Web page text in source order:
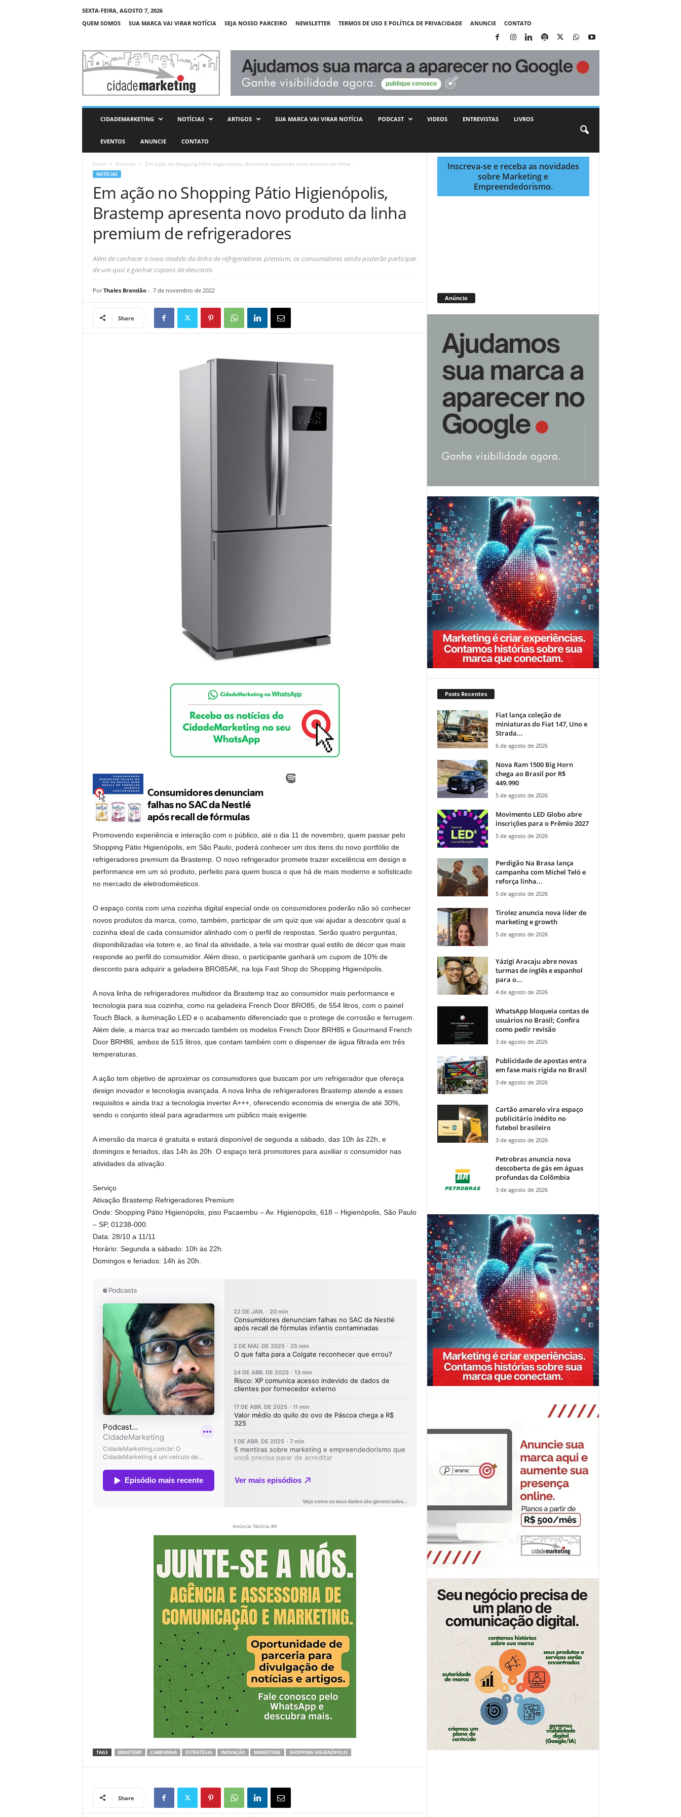
SEXTA-FEIRA, AGOSTO 7, 2026
QUEM SOMOS
SUA MARCA VAI VIRAR NOTÍCIA SEJA NOSSO PARCEIRO NEWSLETTER TERMOS DE USO E POLÍTICA DE PRIVACIDADE ANUNCIE CONTATO
C
d
CIDADEMARKETING NOTÍCIAS ARTIGOS SUA MARCA VAI VIRAR NOTÍCIA PODCAST VIDEOS ENTREVISTAS LIVROS
EVENTOS ANUNCIE CONTATO
Início Notícias Em ação no Shopping Pátio Higienópolis, Brastemp apresenta novo produto da linha...
NOTÍCIAS
Em ação no Shopping Pátio Higienópolis,
Brastemp apresenta novo produto da linha
premium de refrigeradores
Além de conhecer o novo modelo da linha de refrigeradores premium, os consumidores ainda poderão participar
de um quiz e ganhar cupons de desconto
Por Thales Brandão- 7 de novembro de 2022
Share
Promovendo experiência e interação com o público, até o dia 11 de novembro, quem passar pelo
Shopping Pátio Higienópolis, em São Paulo, poderá conhecer um dos itens do novo portfólio de
refrigeradores premium da Brastemp. O novo refrigerador promete trazer excelência em design e
performance em um só produto, perfeito para quem busca o que há de mais moderno e sofisticado
no mercado de eletrodomésticos.
O espaço conta com uma cozinha digital especial onde os consumidores poderão não só conhecer
novos produtos da marca, como, também, participar de um quiz que vai ajudar a descobrir qual a
cozinha ideal de cada consumidor alinhado com o perfil de respostas. Serão quatro perguntas,
disponibilizadas via totem e, ao final da atividade, a tela vai mostrar qual estilo de décor que mais
responde ao perfil do consumidor. Além disso, o participante ganhará um cupom de 10% de
desconto para adquirir a geladeira BRO85AK, na loja Fast Shop do Shopping Higienópolis.
A nova linha de refrigeradores multidoor da Brastemp traz ao consumidor mais performance e
tecnologia para sua cozinha, como na geladeira French Door BRO85, de 554 litros, com o painel
Touch Black, a iluminação LED e o acabamento diferenciado que o protege de corrosão e ferrugem.
Além dele, a marca traz ao mercado também os modelos French Door BRH85 e Gourmand French
Door BRH86, ambos de 515 litros, que contam também com o dispenser de água filtrada em três
temperaturas.
A ação tem objetivo de aproximar os consumidores que buscam por um refrigerador que ofereça
design inovador e tecnologia avançada. A nova linha de refrigeradores Brastemp atende a esses
requisitos e ainda traz a tecnologia inverter A+++, oferecendo economia de energia de até 30%,
sendo o conjunto ideal para agradarmos um público mais exigente.
A imersão da marca é gratuita e estará disponível de segunda a sábado, das 10h às 22h, e
domingos e feriados, das 14h às 20h. O espaço terá promotores para auxiliar o consumidor nas
atividades da ativação.
Serviço
Ativação Brastemp Refrigeradores Premium
Onde: Shopping Pátio Higienópolis, piso Pacaembu – Av. Higienópolis, 618 – Higienópolis, São Paulo
– SP, 01238-000.
Data: 28/10 a 11/11
Horário: Segunda a sábado: 10h às 22h.
Domingos e feriados: 14h às 20h.
Anúncio Notícia #4
TAGS BRASTEMP CAMPANHA ESTRATÉGIA INOVAÇÃO MARKETING SHOPPING HIGIENÓPOLIS
Share
Inscreva-se e receba as novidades
sobre Marketing e
Empreendedorismo.
Anúncio
Posts Recentes
Fiat lança coleção de
miniaturas do Fiat 147, Uno e
Strada...
6 de agosto de 2026
Nova Ram 1500 Big Horn
chega ao Brasil por R$
449.990
5 de agosto de 2026
Movimento LED Globo abre
inscrições para o Prêmio 2027
5 de agosto de 2026
Perdigão Na Brasa lança
campanha com Michel Teló e
reforça linha...
5 de agosto de 2026
Tirolez anuncia nova líder de
marketing e growth
5 de agosto de 2026
Yázigi Aracaju abre novas
turmas de inglês e espanhol
para o...
4 de agosto de 2026
WhatsApp bloqueia contas de
usuários no Brasil; Confira
como pedir revisão
3 de agosto de 2026
Publicidade de apostas entra
em fase mais rígida no Brasil
3 de agosto de 2026
Cartão amarelo vira espaço
publicitário inédito no
futebol brasileiro
3 de agosto de 2026
Petrobras anuncia nova
descoberta de gás em águas
profundas da Colômbia
3 de agosto de 2026